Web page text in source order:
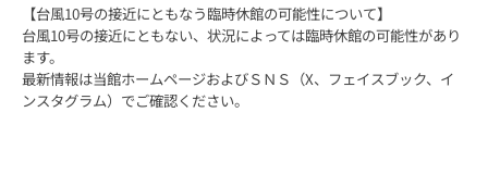
【台風10号の接近にともなう臨時休館の可能性について】
台風10号の接近にともない、状況によっては臨時休館の可能性があり
ます。
最新情報は当館ホームページおよびＳＮＳ（X、フェイスブック、イ
ンスタグラム）でご確認ください。